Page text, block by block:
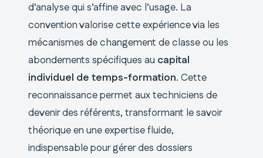
d’analyse qui s’affine avec l’usage. La
convention valorise cette expérience via les
mécanismes de changement de classe ou les
abondements spécifiques au capital
individuel de temps-formation. Cette
reconnaissance permet aux techniciens de
devenir des référents, transformant le savoir
théorique en une expertise fluide,
indispensable pour gérer des dossiers